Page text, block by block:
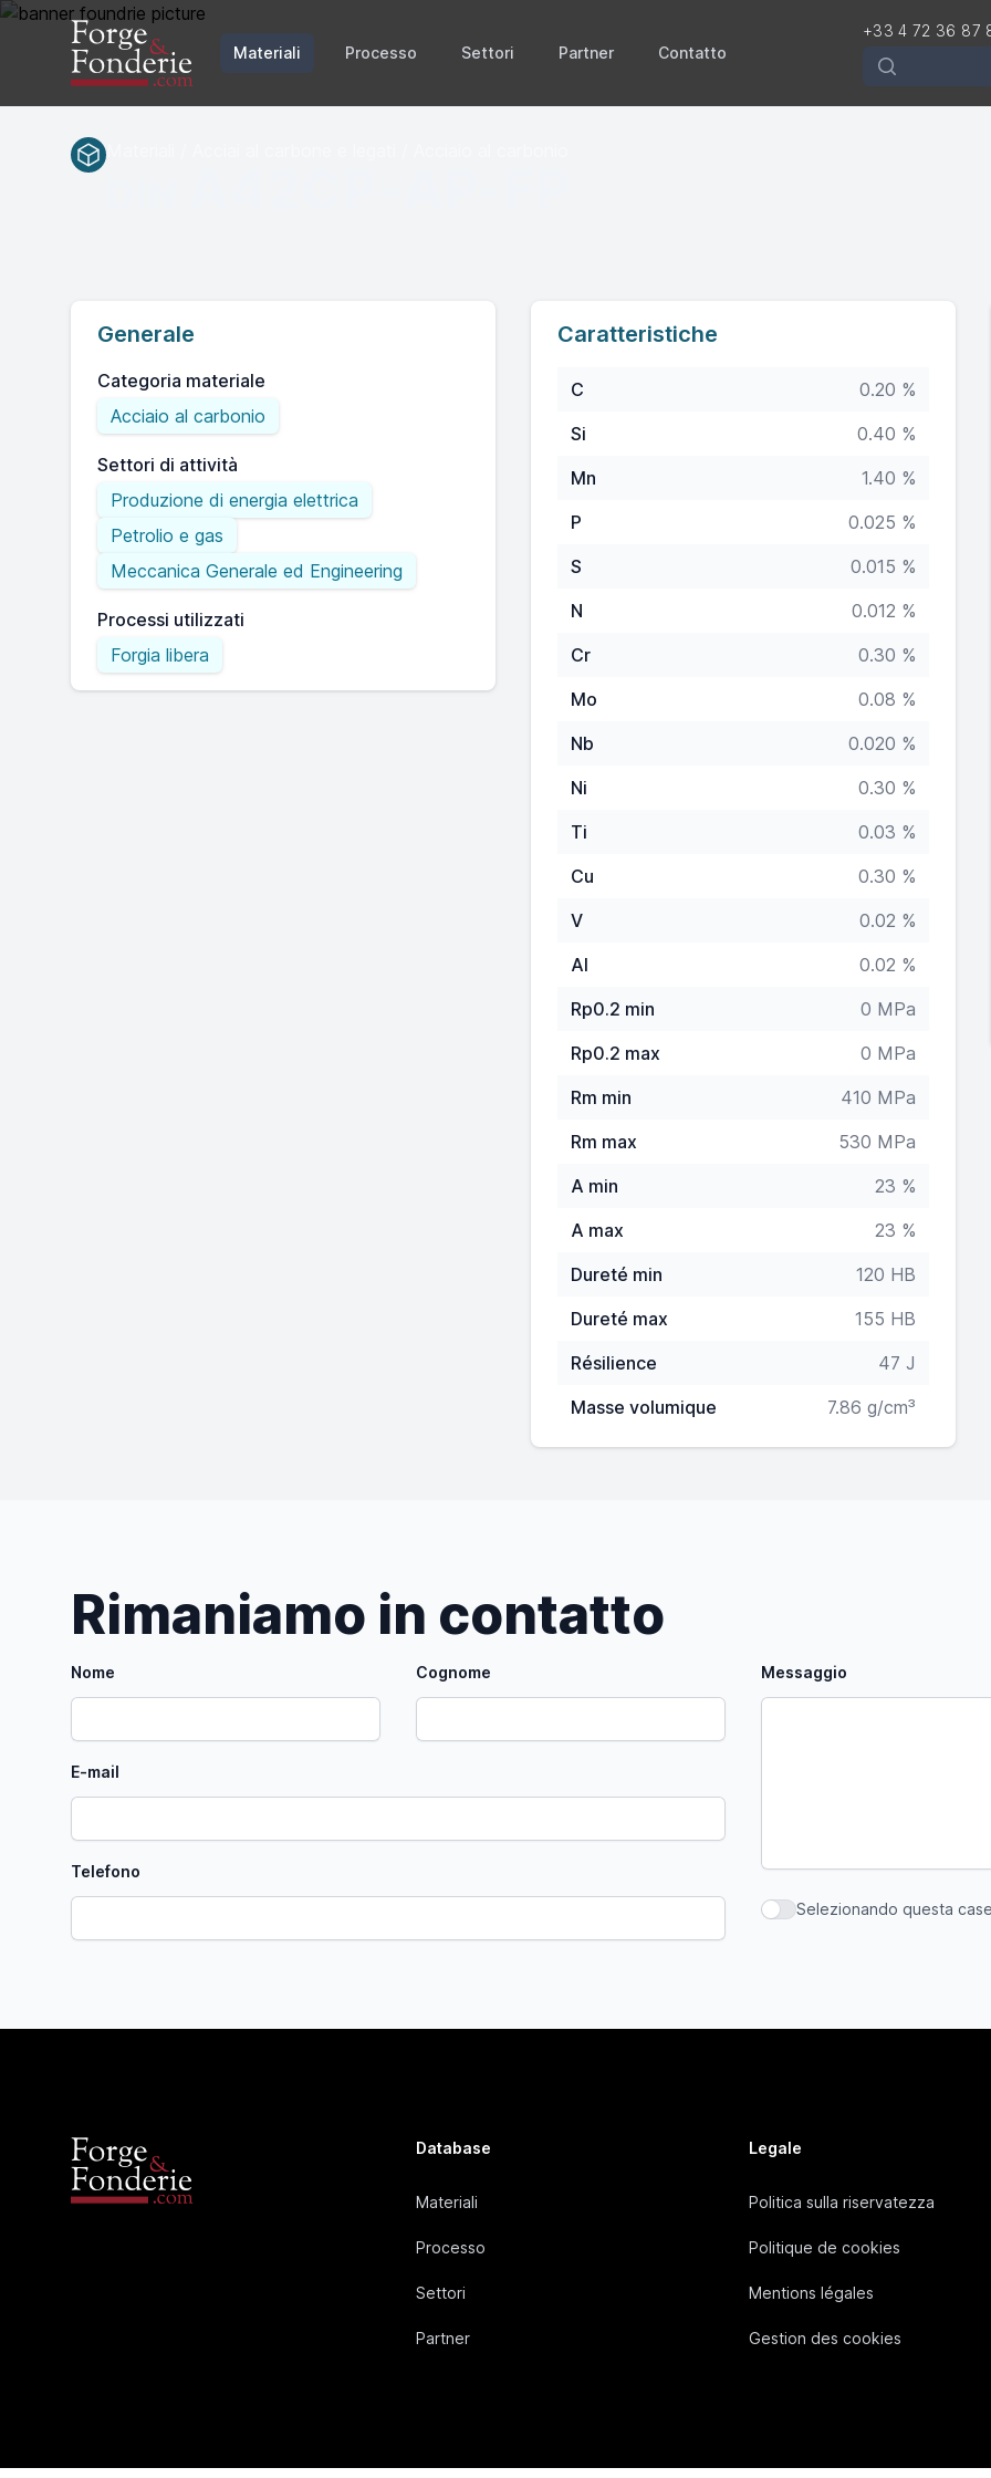
Materiali Processo Settori Partner Contatto
+33 4 72 36 87
Rechercher
Generale
Categoria materiale
Acciaio al carbonio
Settori di attività
Produzione di energia elettrica
Petrolio e gas
Meccanica Generale ed Engineering
Processi utilizzati
Forgia libera
Caratteristiche
C
0.20 %
Si
0.40 %
Mn
1.40 %
P
0.025 %
S
0.015 %
N
0.012 %
Cr
0.30 %
Mo
0.08 %
Nb
0.020 %
Ni
0.30 %
Ti
0.03 %
Cu
0.30 %
V
0.02 %
Al
0.02 %
Rp0.2 min
0 MPa
Rp0.2 max
0 MPa
Rm min
410 MPa
Rm max
530 MPa
A min
23 %
A max
23 %
Dureté min
120 HB
Dureté max
155 HB
Résilience
47 J
Masse volumique
7.86 g/cm³
Rimaniamo in contatto
Nome Cognome
E-mail
Telefono
Messaggio
Selezionando questa
Selezionando questa
Database
Materiali
Processo
Settori
Partner
Legale
Politica sulla riservatezza
Politique de cookies
Mentions légales
Gestion des cookies